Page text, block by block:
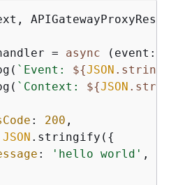
= async (event:
`Event: ${JSON
`Context: ${JSON
: 200 ,
JSON .stringify( {
: 'hello world' ,